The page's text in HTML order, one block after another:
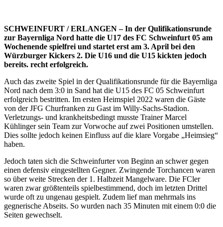
SCHWEINFURT / ERLANGEN – In der Qulifikationsrunde
zur Bayernliga Nord hatte die U17 des FC Schweinfurt 05 am
Wochenende spielfrei und startet erst am 3. April bei den
Würzburger Kickers 2. Die U16 und die U15 kickten jedoch
bereits. recht erfolgreich.
Auch das zweite Spiel in der Qualifikationsrunde für die Bayernliga
Nord nach dem 3:0 in Sand hat die U15 des FC 05 Schweinfurt
erfolgreich bestritten. Im ersten Heimspiel 2022 waren die Gäste
von der JFG Churfranken zu Gast im Willy-Sachs-Stadion.
Verletzungs- und krankheitsbedingt musste Trainer Marcel
Kühlinger sein Team zur Vorwoche auf zwei Positionen umstellen.
Dies sollte jedoch keinen Einfluss auf die klare Vorgabe „Heimsieg“
haben.
Jedoch taten sich die Schweinfurter von Beginn an schwer gegen
einen defensiv eingestellten Gegner. Zwingende Torchancen waren
so über weite Strecken der 1. Halbzeit Mangelware. Die FCler
waren zwar größtenteils spielbestimmend, doch im letzten Drittel
wurde oft zu ungenau gespielt. Zudem lief man mehrmals ins
gegnerische Abseits. So wurden nach 35 Minuten mit einem 0:0 die
Seiten gewechselt.